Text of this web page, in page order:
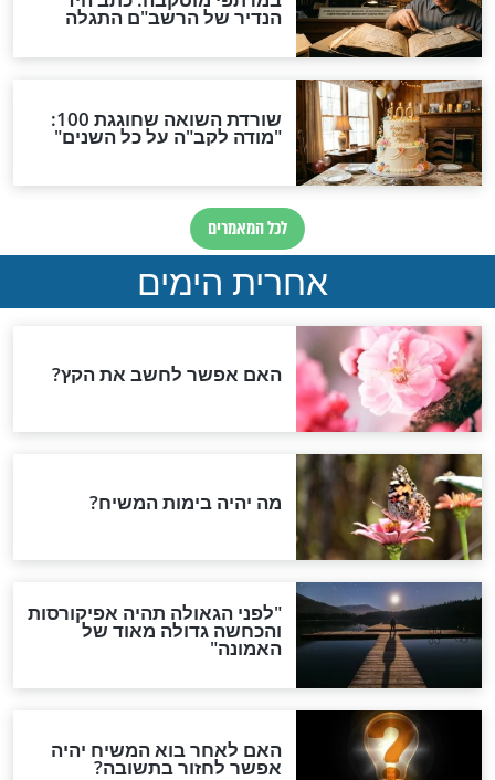
שמים את הבול
חשוון
הלכה יומית ליום א’ בחשון -
האם יש מצוה לקיים סעודת
ראש חודש?
חשוון
גדולות
חדשות יהדות